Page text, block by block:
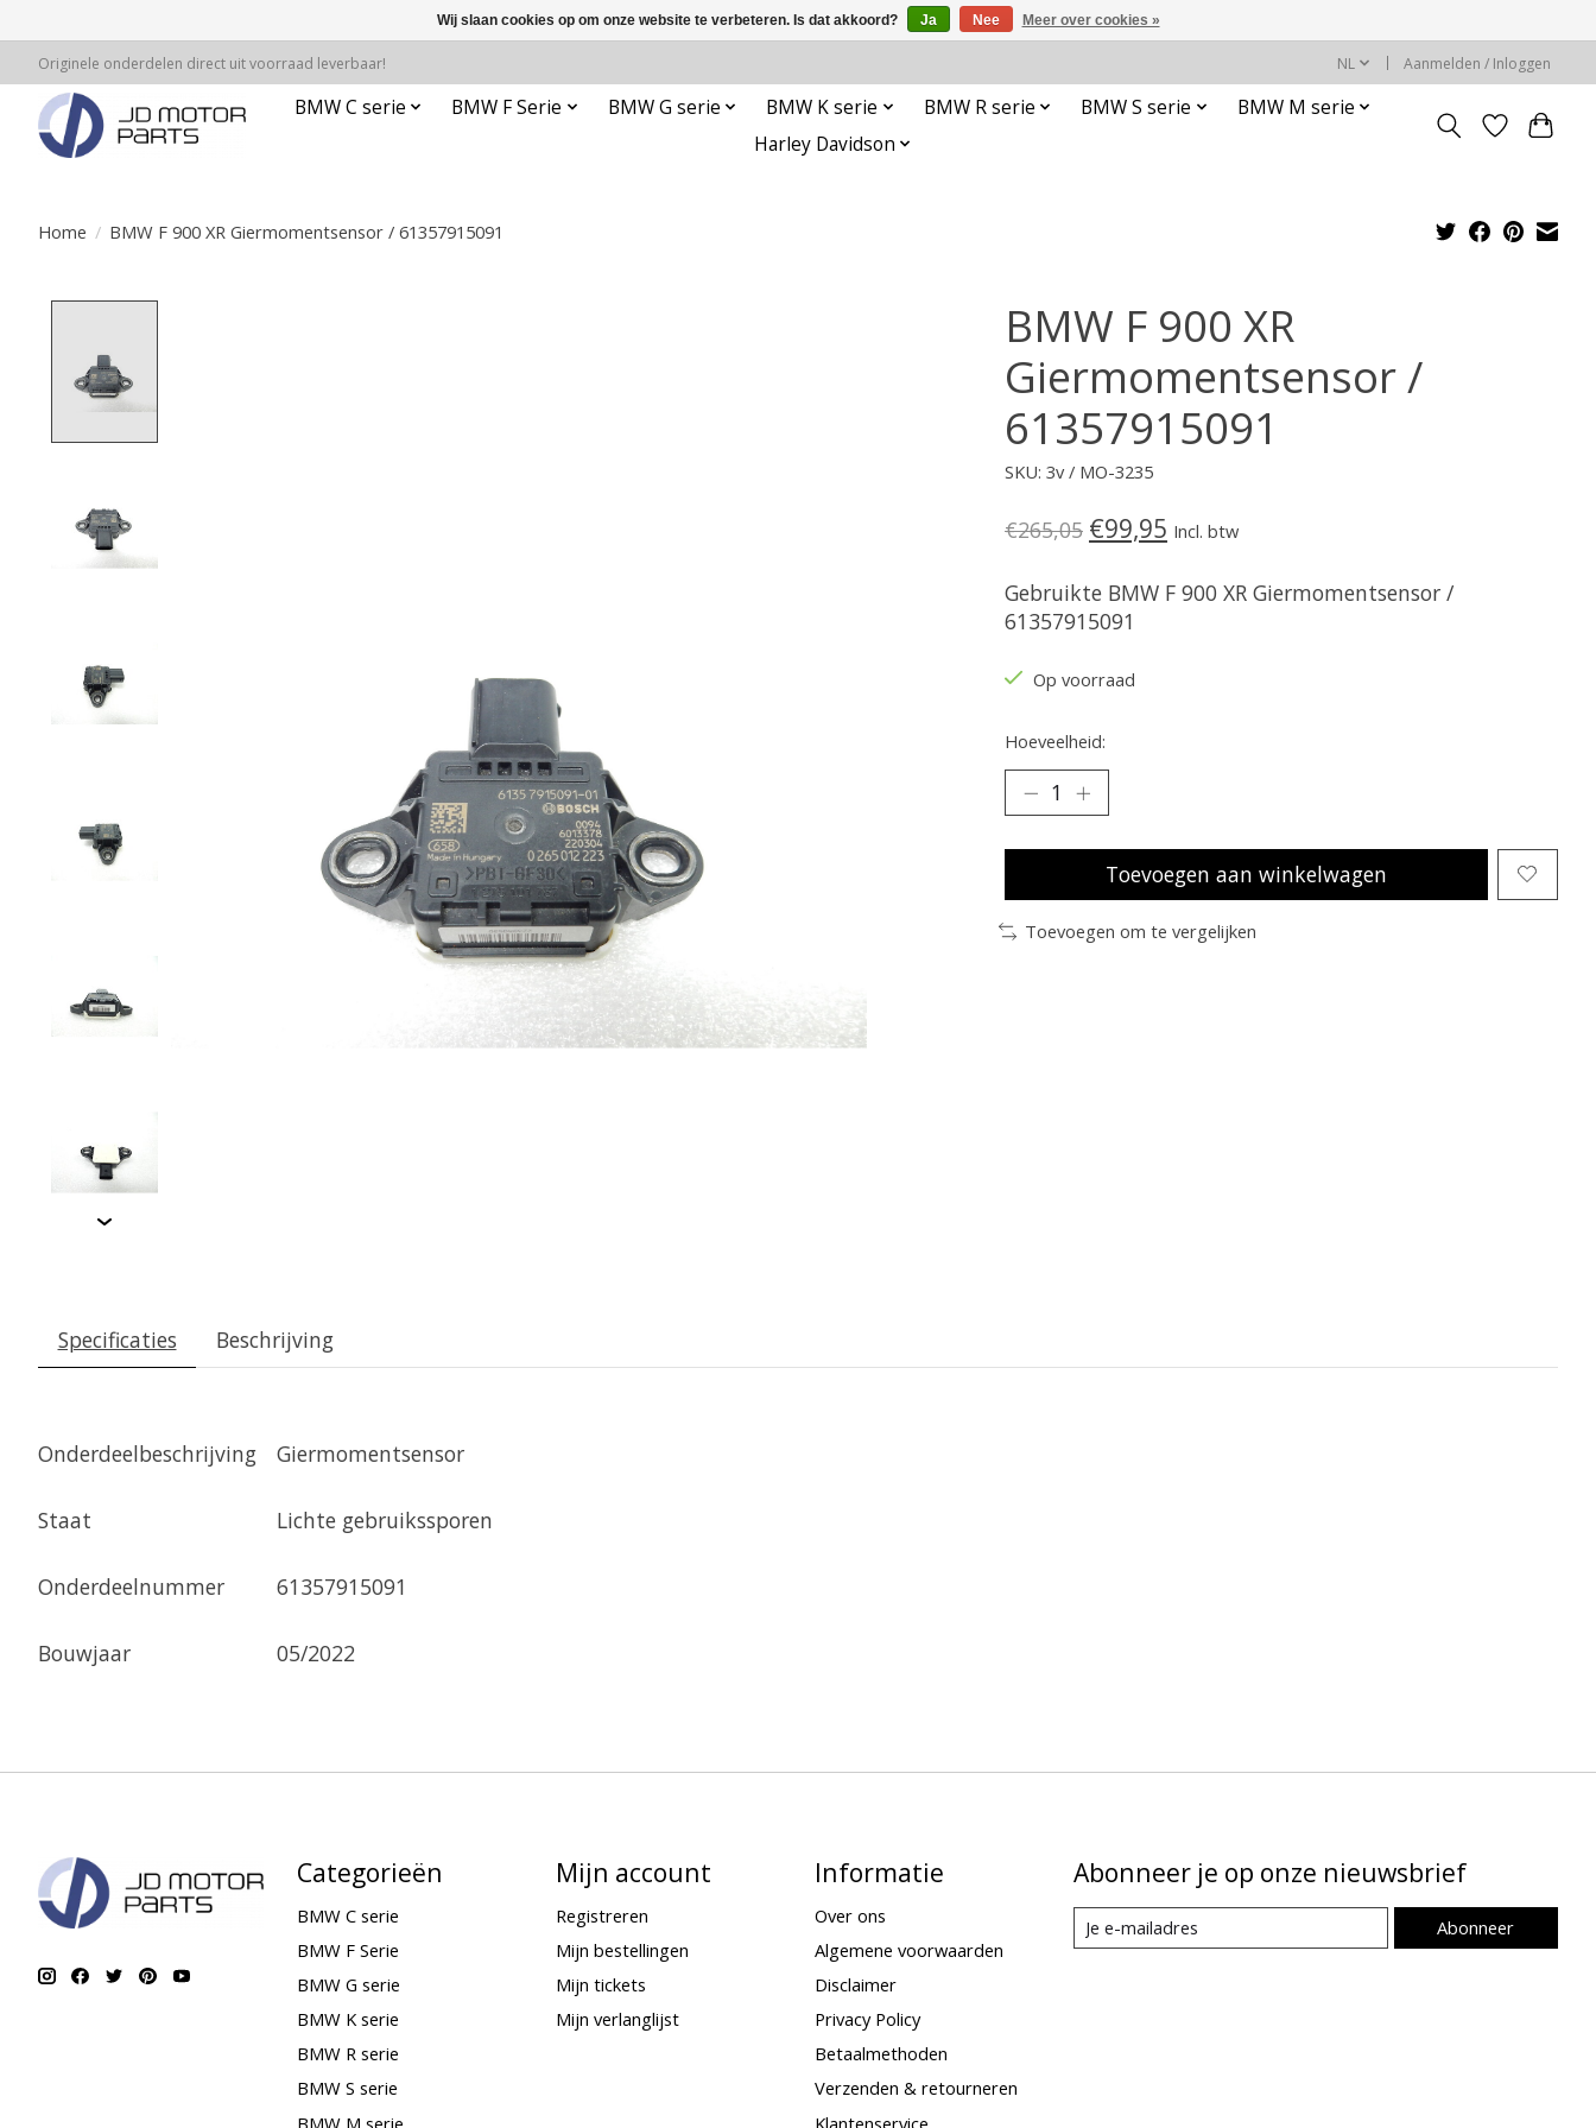
Originele onderdelen direct uit voorraad leverbaar! NL Aanmelden / Inloggen
BMW C serie BMW F Serie BMW G serie BMW K serie BMW R serie BMW S serie
BMW M serie
Harley Davidson
Home / BMW F 900 XR Giermomentsensor / 61357915091
BMW F 900 XR
Giermomentsensor /
61357915091
SKU: 3v / MO-3235
€265,05 €99,95 Incl. btw
Gebruikte BMW F 900 XR Giermomentsensor /
61357915091
Op voorraad
Hoeveelheid:
Toevoegen aan winkelwagen
Toevoegen om te vergelijken
Specificaties Beschrijving
Onderdeelbeschrijving Giermomentsensor
Staat Lichte gebruikssporen
Onderdeelnummer 61357915091
Bouwjaar 05/2022
Categorieën
BMW C serie
BMW F Serie
BMW G serie
BMW K serie
BMW R serie
BMW S serie
BMW M serie
Mijn account
Registreren
Mijn bestellingen
Mijn tickets
Mijn verlanglijst
Informatie
Over ons
Algemene voorwaarden
Disclaimer
Privacy Policy
Betaalmethoden
Verzenden & retourneren
Klantenservice
Abonneer je op onze nieuwsbrief
Abonneer
Wij slaan cookies op om onze website te verbeteren. Is dat akkoord? Ja Nee Meer over cookies »